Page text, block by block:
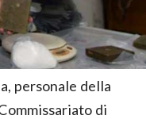
personale della
di